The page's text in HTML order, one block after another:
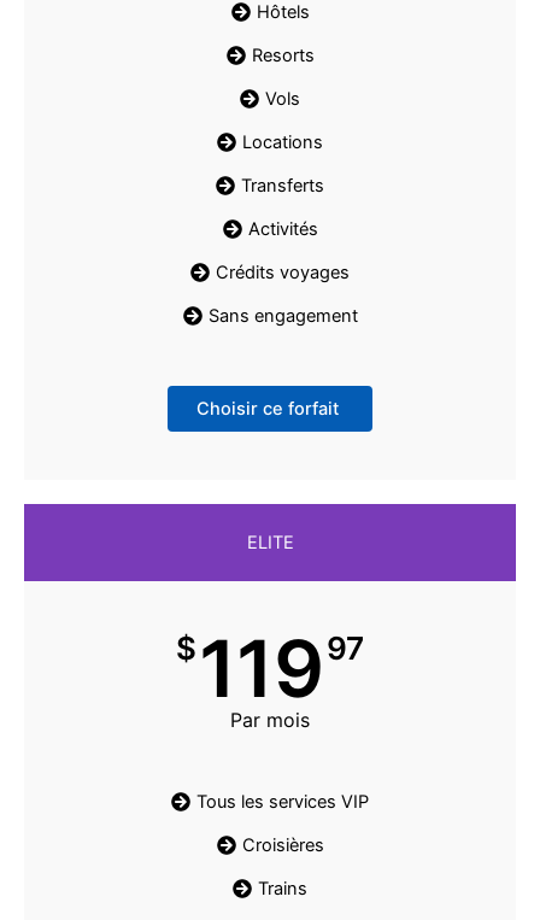
Hôtels
Resorts
Vols
Locations
Transferts
Activités
Crédits voyages
Sans engagement
Choisir ce forfait
ELITE
$11997
Par mois
Tous les services VIP
Croisières
Trains